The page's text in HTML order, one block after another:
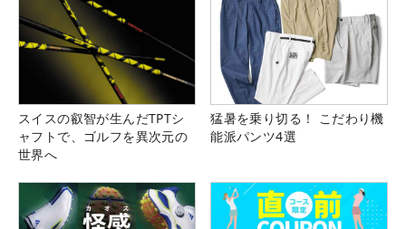
スイスの叡智が生んだTPTシ
ャフトで、ゴルフを異次元の
世界へ
猛暑を乗り切る！ こだわり機
能派パンツ4選